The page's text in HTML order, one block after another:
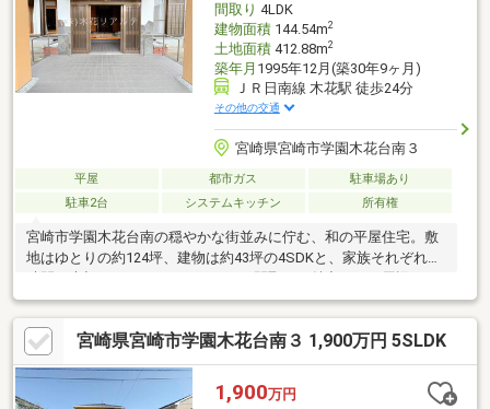
間取り 4LDK
建物面積144.54m2
土地面積412.88m2
築年月 1995年12月(築30年9ヶ月)
ＪＲ日南線 木花駅 徒歩24分
その他の交通
宮崎県宮崎市学園木花台南３
平屋 都市ガス
駐車場あり
駐車2台
システムキッチン 所有権
宮崎市学園木花台南の穏やかな街並みに佇む、和の平屋住宅。敷
地はゆとりの約124坪、建物は約43坪の4SDKと、家族それぞれの
時間も大切にできるゆったりとした間取りが魅力です。周辺には
幼稚園・保育園から小学校・中学校、さらには大学まで徒歩圏内
に揃い、子育て世代にも嬉しい住環境です。加えて、スーパーや
ドラッグストア、100円ショップなど生活に便利な施設も身近に
あり、日々の暮らしをしっかり支えてくれます。広い敷地と落ち
着いた住環境を兼ね備えた一邸。ゆとりある暮らしと、宮崎らし
い自然を身近に感じる毎日を、この住まいで始めてみませんか。
宮崎県宮崎市学園木花台南３ 1,900万円 5SLDK
1,900万円